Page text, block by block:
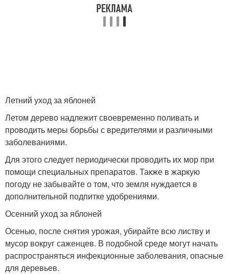
Летний уход за яблоней
Летом дерево надлежит своевременно поливать и
проводить меры борьбы с вредителями и различными
заболеваниями.
Для этого следует периодически проводить их мор при
помощи специальных препаратов. Также в жаркую
погоду не забывайте о том, что земля нуждается в
дополнительной подпитке удобрениями.
Осенний уход за яблоней
Осенью, после снятия урожая, убирайте всю листву и
мусор вокруг саженцев. В подобной среде могут начать
распространяться инфекционные заболевания, опасные
для деревьев.